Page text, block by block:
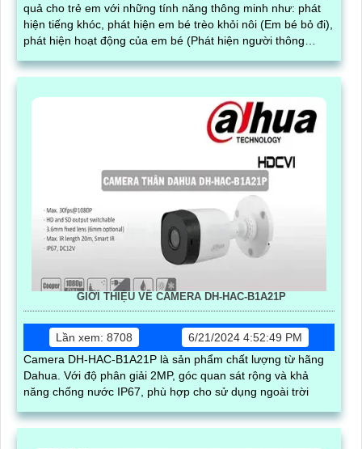
quả cho trẻ em với những tính năng thông minh như: phát
hiện tiếng khóc, phát hiện em bé trèo khỏi nôi (Em bé bỏ đi),
phát hiện hoạt động của em bé (Phát hiện người thông
GIỚI THIỆU VỀ CAMERA DH-HAC-B1A21P
Lần xem: 8708
6/21/2024 4:52:49 PM
Camera DH-HAC-B1A21P là sản phẩm chất lượng từ hãng
Dahua. Với độ phân giải 2MP, góc quan sát rộng và khả
năng chống nước IP67, phù hợp cho sử dụng ngoài trời